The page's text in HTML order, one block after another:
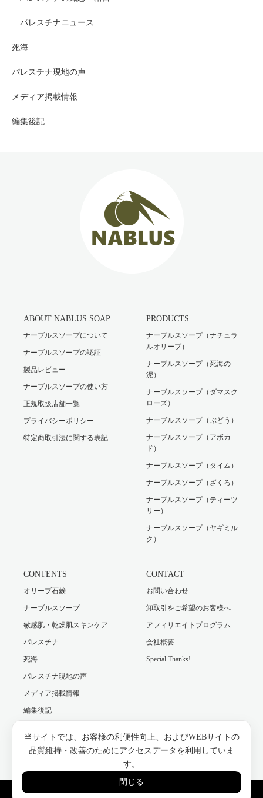
パレスチナニュース
死海
パレスチナ現地の声
メディア掲載情報
編集後記
ABOUT NABLUS SOAP
ナーブルスソープについて
ナーブルスソープの認証
製品レビュー
ナーブルスソープの使い方
正規取扱店舗一覧
プライバシーポリシー
特定商取引法に関する表記
PRODUCTS
ナーブルスソープ（ナチュラ
ルオリーブ）
ナーブルスソープ（死海の
泥）
ナーブルスソープ（ダマスク
ローズ）
ナーブルスソープ（ぶどう）
ナーブルスソープ（アボカ
ド）
ナーブルスソープ（タイム）
ナーブルスソープ（ざくろ）
ナーブルスソープ（ティーツ
リー）
ナーブルスソープ（ヤギミル
ク）
CONTENTS
オリーブ石鹸
ナーブルスソープ
敏感肌・乾燥肌スキンケア
パレスチナ
死海
パレスチナ現地の声
メディア掲載情報
編集後記
CONTACT
お問い合わせ
卸取引をご希望のお客様へ
アフィリエイトプログラム
会社概要
Special Thanks!
TwitterFacebookInstagram
当サイトでは、お客様の利便性向上、およびWEBサイトの
品質維持・改善のためにアクセスデータを利用していま
す。
閉じる